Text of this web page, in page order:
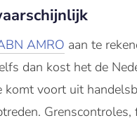
AMRO aan te
dan kost het de
komt voort uit